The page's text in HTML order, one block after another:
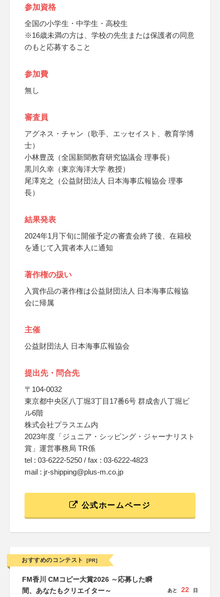
参加資格
全国の小学生・中学生・高校生
※16歳未満の方は、学校の先生または保護者の同意
のもと応募すること
参加費
無し
審査員
アグネス・チャン（歌手、エッセイスト、教育学博
士）
小林豊茂（全国新聞教育研究協議会 理事長）
黒川久幸（東京海洋大学 教授）
尾澤克之（公益財団法人 日本海事広報協会 理事
長）
結果発表
2024年1月下旬に開催予定の審査会終了後、在籍校
を通じて入賞者本人に通知
著作権の扱い
入賞作品の著作権は公益財団法人 日本海事広報協
会に帰属
主催
公益財団法人 日本海事広報協会
提出先・問合先
〒104-0032
東京都中央区八丁堀3丁目17番6号 群成舎八丁堀ビ
ル6階
株式会社プラスエム内
2023年度「ジュニア・シッピング・ジャーナリスト
賞」運営事務局 TR係
tel : 03-6222-5250 / fax : 03-6222-4823
mail : jr-shipping@plus-m.co.jp
公式ホームページ
おすすめのコンテスト [PR]
FM香川 CMコピー大賞2026 ～応募した瞬
間、あなたもクリエイター～
あと 22 日